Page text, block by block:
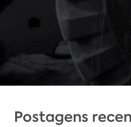
Postagens